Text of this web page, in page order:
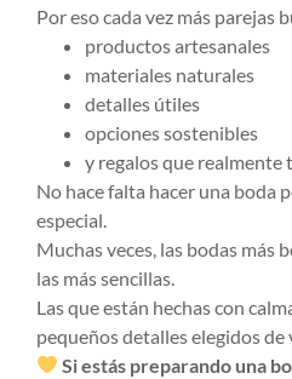
Por eso cada vez más parejas
productos artesanales
materiales naturales
detalles útiles
opciones sostenibles
y regalos que realmente
No hace falta hacer una boda
especial.
Muchas veces, las bodas más
las más sencillas.
Las que están hechas con
pequeños detalles elegidos de
Si estás preparando una